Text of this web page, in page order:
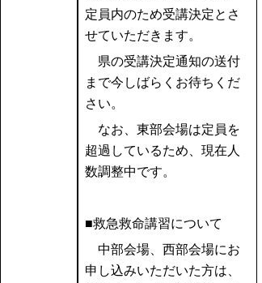
定員内のため受講決定とさ
せていただきます。
県の受講決定通知の送付
まで今しばらくお待ちくだ
さい。
なお、東部会場は定員を
超過しているため、現在人
数調整中です。
■救急救命講習について
中部会場、西部会場にお
申し込みいただいた方は、